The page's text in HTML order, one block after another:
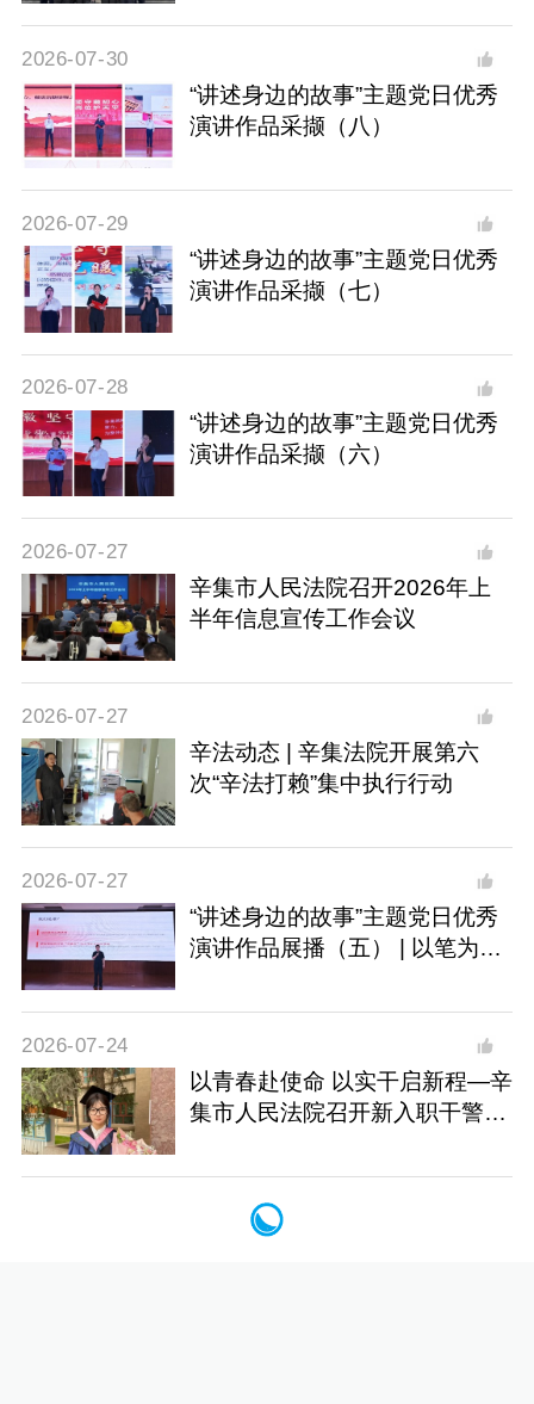
2026-07-30
“讲述身边的故事”主题党日优秀
演讲作品采撷（八）
2026-07-29
“讲述身边的故事”主题党日优秀
演讲作品采撷（七）
2026-07-28
“讲述身边的故事”主题党日优秀
演讲作品采撷（六）
2026-07-27
辛集市人民法院召开2026年上
半年信息宣传工作会议
2026-07-27
辛法动态 | 辛集法院开展第六
次“辛法打赖”集中执行行动
2026-07-27
“讲述身边的故事”主题党日优秀
演讲作品展播（五） | 以笔为证
2026-07-24
以青春赴使命 以实干启新程—辛
集市人民法院召开新入职干警座